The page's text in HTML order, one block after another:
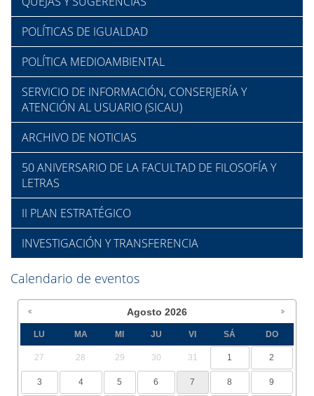
POLÍTICAS DE IGUALDAD
POLÍTICA MEDIOAMBIENTAL
SERVICIO DE INFORMACIÓN, CONSERJERÍA Y
ATENCIÓN AL USUARIO (SICAU)
ARCHIVO DE NOTICIAS
50 ANIVERSARIO DE LA FACULTAD DE FILOSOFÍA Y
LETRAS
II PLAN ESTRATÉGICO
INVESTIGACIÓN Y TRANSFERENCIA
Calendario de eventos
Agosto 2026
LU MA MI JU VI SÁ DO
27 28 29 30 31 1 2
3 4 5 6 7 8 9